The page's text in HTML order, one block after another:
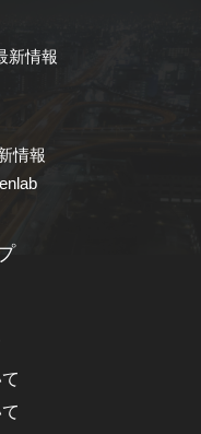
新情報
情報